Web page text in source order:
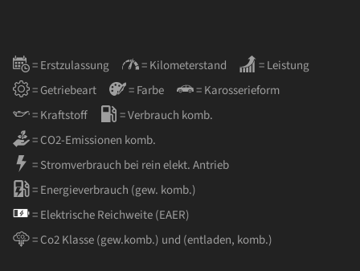
= Erstzulassung = Kilometerstand
= Leistung
= Getriebeart
= Farbe
= Karosserieform
= Kraftstoff
= Verbrauch komb.
= CO2-Emissionen komb.
= Stromverbrauch bei rein elekt. Antrieb
= Energieverbrauch (gew. komb.)
= Elektrische Reichweite (EAER)
= Co2 Klasse (gew.komb.) und (entladen, komb.)